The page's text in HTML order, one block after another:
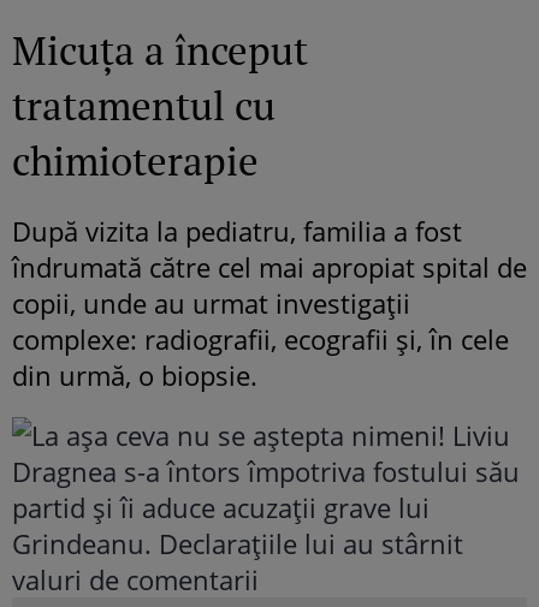
Micuța a început
tratamentul cu
chimioterapie
După vizita la pediatru, familia a fost
îndrumată către cel mai apropiat spital de
copii, unde au urmat investigații
complexe: radiografii, ecografii și, în cele
din urmă, o biopsie.